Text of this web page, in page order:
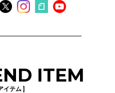
ITEM
イテム ]